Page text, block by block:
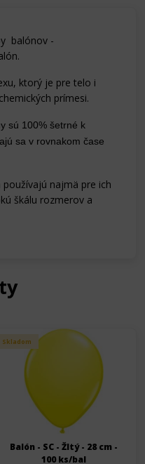
balónov -
ktorý je pre telo i
prímesi.
sú 100% šetrné k
sa v rovnakom čase
najmä pre ich
škálu rozmerov a
Skladom
Balón - SC - Žltý - 28 cm -
100 ks/bal